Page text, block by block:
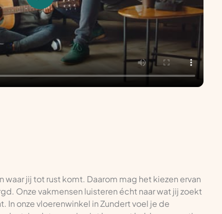
jij tot rust komt. Daarom mag het kiezen ervan
Onze vakmensen luisteren écht naar wat jij zoekt
onze vloerenwinkel in Zundert voel je de